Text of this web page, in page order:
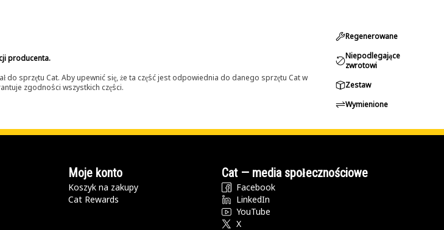
producenta.
sprzętu Cat. Aby upewnić się, że ta część jest odpowiednia do danego sprzętu Cat w
zgodności wszystkich części.
Regenerowane
Niepodlegające
zwrotowi
Zestaw
Wymienione
Moje konto
Koszyk na zakupy
Cat Rewards
Cat — media społecznościowe
Facebook
LinkedIn
YouTube
X